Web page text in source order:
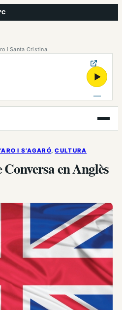
i Santa Cristina.
▶
Obre
el
I S’AGARÓ, CULTURA
Conversa en Anglès